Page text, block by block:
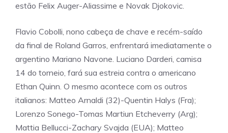
estão Felix Auger-Aliassime e Novak Djokovic.
Flavio Cobolli, nono cabeça de chave e recém-saído
da final de Roland Garros, enfrentará imediatamente o
argentino Mariano Navone. Luciano Darderi, camisa
14 do torneio, fará sua estreia contra o americano
Ethan Quinn. O mesmo acontece com os outros
italianos: Matteo Arnaldi (32)-Quentin Halys (Fra);
Lorenzo Sonego-Tomas Martiun Etcheverry (Arg);
Mattia Bellucci-Zachary Svajda (EUA); Matteo